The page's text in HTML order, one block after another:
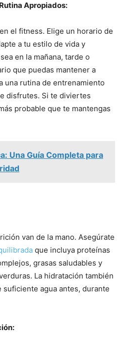
Apropiados:
el fitness. Elige un horario de
a tu estilo de vida y
en la mañana, tarde o
que puedas mantener a
una rutina de entrenamiento
disfrutes. Si te diviertes
probable que te mantengas
Una Guía Completa para
van de la mano. Asegúrate
que incluya proteínas
grasas saludables y
La hidratación también
suficiente agua antes, durante